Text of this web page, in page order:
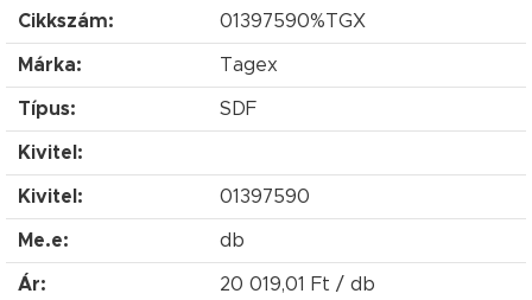
Cikkszám: 01397590%TGX
Márka: Tagex
Típus: SDF
Kivitel:
Kivitel: 01397590
Me.e: db
Ár: 20 019,01 Ft / db